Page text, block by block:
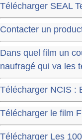
Télécharger SEAL
Contacter un
Dans quel film un
naufragé qui va les
Télécharger NCIS :
Télécharger le film
Télécharger Les